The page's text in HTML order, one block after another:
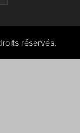
réservés.